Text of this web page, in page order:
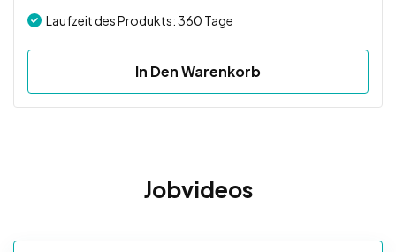
Laufzeit des Produkts: 360 Tage
In Den Warenkorb
Jobvideos